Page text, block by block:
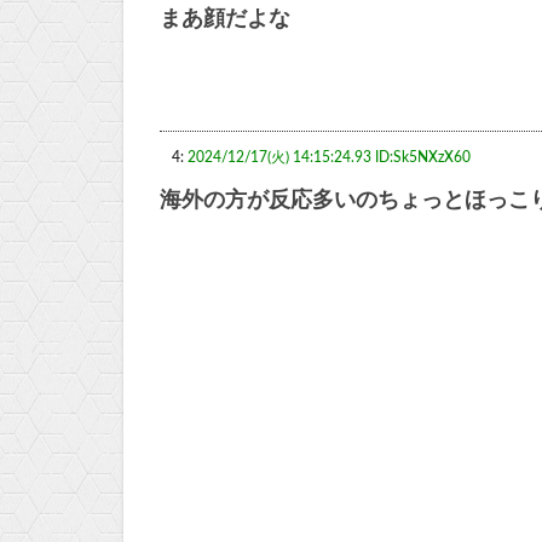
まあ顔だよな
4: 2024/12/17(火) 14:15:24.93 ID:Sk5NXzX60
海外の方が反応多いのちょっとほっこ